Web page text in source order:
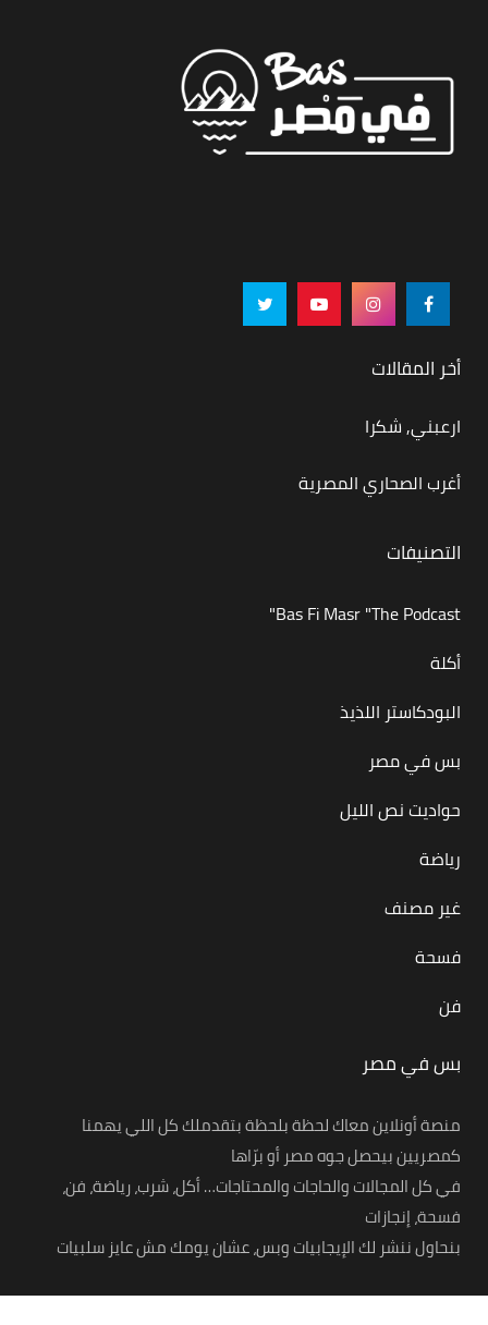
أخر المقالات
ارعبني, شكرا
أغرب الصحاري المصرية
التصنيفات
Bas Fi Masr "The Podcast"
أكلة
البودكاستر اللذيذ
بس في مصر
حواديت نص الليل
رياضة
غير مصنف
فسحة
فن
بس في مصر
منصة أونلاين معاك لحظة بلحظة بتقدملك كل اللي يهمنا
كمصريين بيحصل جوه مصر أو برّاها
في كل المجالات والحاجات والمحتاجات… أكل، شرب، رياضة، فن،
فسحة، إنجازات
بنحاول ننشر لك الإيجابيات وبس، عشان يومك مش عايز سلبيات